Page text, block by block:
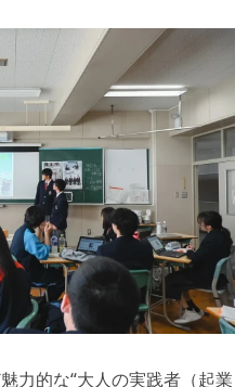
力的な“大人の実践者（起業